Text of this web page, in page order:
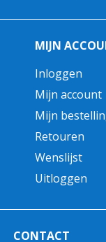
MIJN
Inloggen
Mijn account
Mijn
Retouren
Wenslijst
Uitloggen
CONTACT